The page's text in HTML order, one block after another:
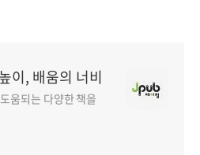
이, 배움의 너비
움되는 다양한 책을